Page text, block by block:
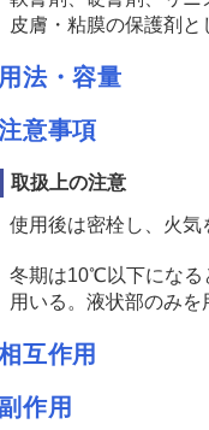
皮膚・粘膜の保護剤と
用法・容量
意事項
取扱上の注意
使用後は密栓し、火気
冬期は10℃以下になる
用いる。液状部のみを
互作用
作用